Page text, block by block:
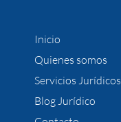
Inicio
Quienes somos
Servicios Jurídicos
Blog Jurídico